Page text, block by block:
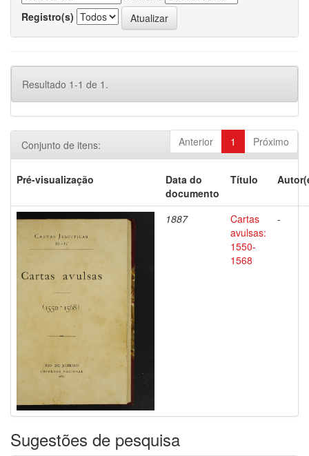
Registro(s)
Resultado 1-1 de 1.
Anterior 1 Próximo
Conjunto de itens:
Pré-visualização
Data do
documento
Título
1887
Cartas
avulsas:
1550-
1568
-
Sugestões de pesquisa